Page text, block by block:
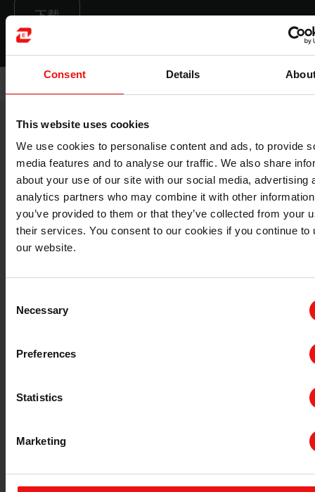
Consent Details
This website uses cookies
We use cookies to personalise content and ads, to provide
media features and to analyse our traffic. We also share
about your use of our site with our social media, advertising
analytics partners who may combine it with other
you’ve provided to them or that they’ve collected from your
their services. You consent to our cookies if you continue to
our website.
Selection
Necessary
Preferences
Statistics
Marketing
下载
医用级有机硅